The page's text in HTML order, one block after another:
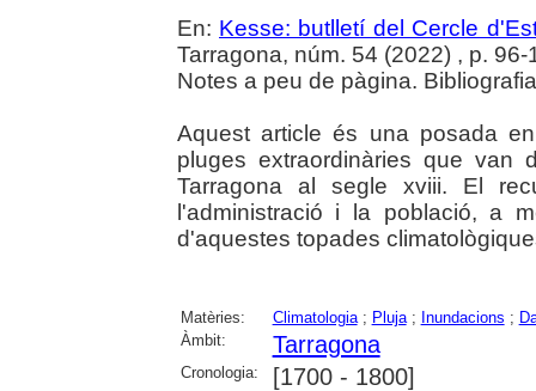
En: Kesse: butlletí del Cercle
Tarragona, núm. 54 (2022) , p. 96-
Notes a peu de pàgina.
Aquest article és una posada
pluges extraordinàries que van
Tarragona al segle xviii. El
l'administració i la població, a
d'aquestes topades
Matèries: Climatologia; Pluja; Inundacions ;
Àmbit:
Tarragona
Cronologia: [1700 - 1800]